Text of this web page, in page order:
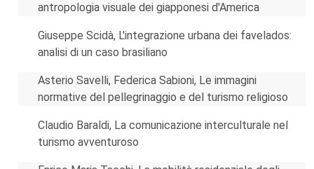
antropologia visuale dei giapponesi d'America
Giuseppe Scidà, L'integrazione urbana dei favelados:
analisi di un caso brasiliano
Asterio Savelli, Federica Sabioni, Le immagini
normative del pellegrinaggio e del turismo religioso
Claudio Baraldi, La comunicazione interculturale nel
turismo avventuroso